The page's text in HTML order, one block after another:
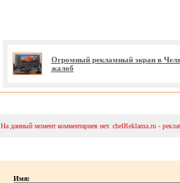
Огромный рекламный экран в
жалоб
На данный момент комментариев нет. chelReklama.ru -
Имя: